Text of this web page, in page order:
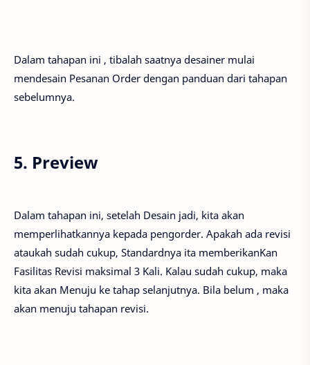
Dalam tahapan ini , tibalah saatnya desainer mulai
mendesain Pesanan Order dengan panduan dari tahapan
sebelumnya.
5. Preview
Dalam tahapan ini, setelah Desain jadi, kita akan
memperlihatkannya kepada pengorder. Apakah ada revisi
ataukah sudah cukup, Standardnya ita memberikanKan
Fasilitas Revisi maksimal 3 Kali. Kalau sudah cukup, maka
kita akan Menuju ke tahap selanjutnya. Bila belum , maka
akan menuju tahapan revisi.